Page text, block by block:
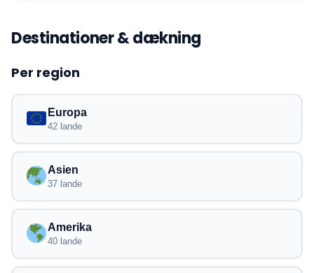
Destinationer & dækning
Per region
Europa
42 lande
Asien
37 lande
Amerika
40 lande